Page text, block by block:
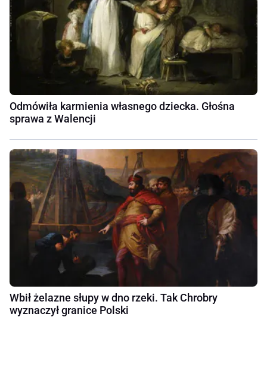
Odmówiła karmienia własnego dziecka. Głośna
sprawa z Walencji
Wbił żelazne słupy w dno rzeki. Tak Chrobry
wyznaczył granice Polski